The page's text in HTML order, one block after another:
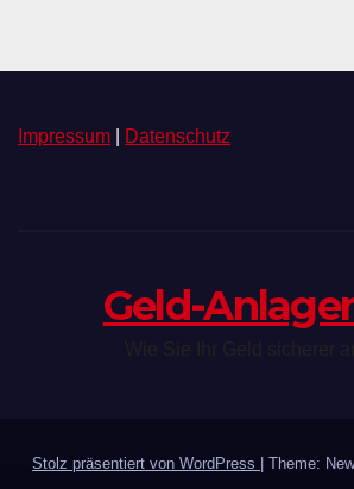
Impressum Datenschutz
Geld-
Stolz präsentiert von WordPress Theme: